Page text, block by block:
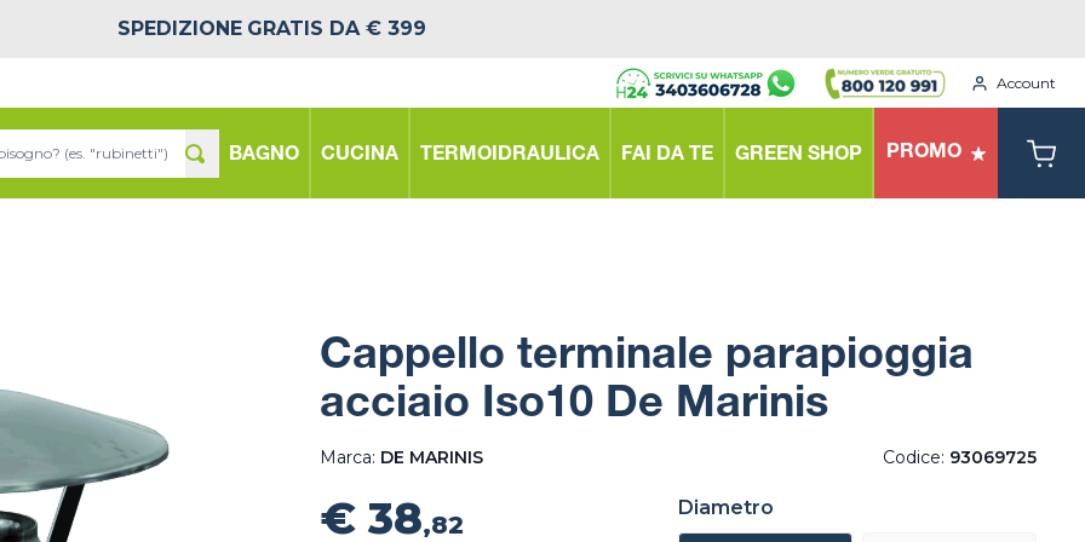
SPEDIZIONE GRATIS DA € 399
Account
BAGNO CUCINA TERMOIDRAULICA FAI DA TE GREEN SHOP PROMO
Cappello terminale parapioggia
acciaio Iso10 De Marinis
Marca: DE MARINIS Codice: 93069725
€ 38,82
Diametro